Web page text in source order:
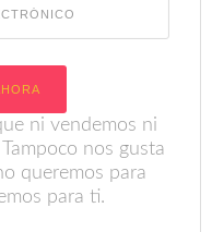
ni vendemos ni
nos gusta
queremos para
para ti.